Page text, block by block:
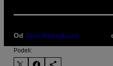
Od Sara Radojković
Podeli: